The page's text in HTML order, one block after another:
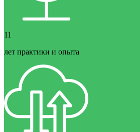
11
лет практики и опыта